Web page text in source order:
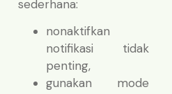
sederhana:
nonaktifkan
notifikasi tidak
penting,
gunakan mode